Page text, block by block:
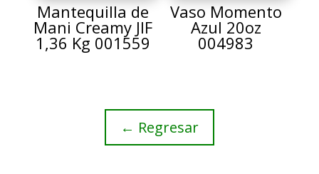
Mantequilla de
Mani Creamy JIF
1,36 Kg 001559
Vaso Momento
Azul 20oz
004983
← Regresar